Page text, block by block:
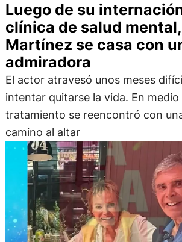
Luego de su
clínica de salud
Martínez se casa con
admiradora
El actor atravesó unos meses
intentar quitarse la vida. En medio
tratamiento se reencontró con
camino al altar